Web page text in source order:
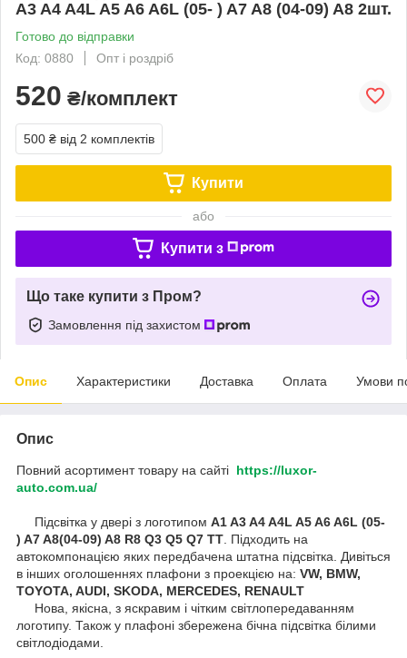
A3 A4 A4L A5 A6 A6L (05- ) A7 A8 (04-09) A8 2шт.
Готово до відправки
Код: 0880
Опт і роздріб
520 ₴/комплект
500 ₴ від 2 комплектів
Купити
або
Купити з
Що таке купити з Пром?
Замовлення під захистом
Опис Характеристики Доставка Оплата Умови
Опис
Повний асортимент товару на сайті https://luxor-
auto.com.ua/
Підсвітка у двері з логотипом A1 A3 A4 A4L A5 A6 A6L (05-
) A7 A8(04-09) A8 R8 Q3 Q5 Q7 TT . Підходить на
автокомпонацією яких передбачена штатна підсвітка. Дивіться
в інших оголошеннях плафони з проекцією на: VW, BMW,
TOYOTA, AUDI, SKODA, MERCEDES, RENAULT
Нова, якісна, з яскравим і чітким світлопередаванням
логотипу. Також у плафоні збережена бічна підсвітка білими
світлодіодами.